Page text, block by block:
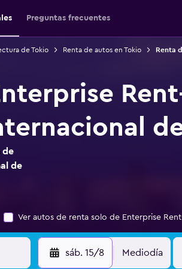
Preguntas frecuentes
de Tokio Renta de autos en Tokio Renta
de
de
Ver autos de renta solo de Enterprise
sáb. 15/8 Mediodía